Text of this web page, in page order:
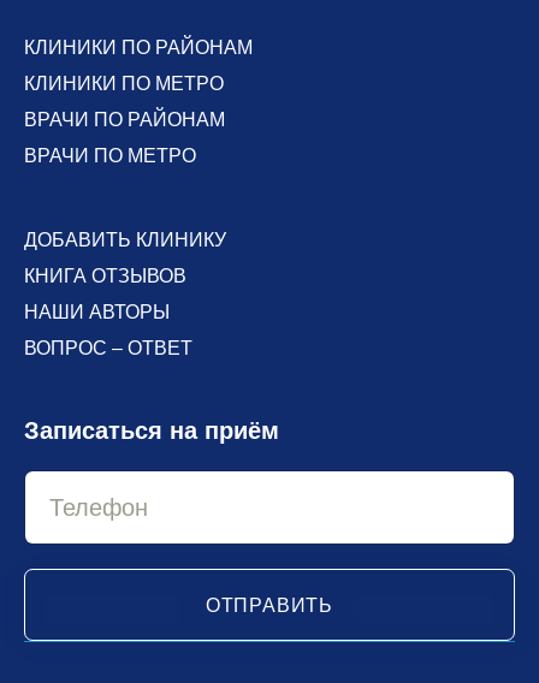
КЛИНИКИ ПО РАЙОНАМ
КЛИНИКИ ПО МЕТРО
ВРАЧИ ПО РАЙОНАМ
ВРАЧИ ПО МЕТРО
ДОБАВИТЬ КЛИНИКУ
КНИГА ОТЗЫВОВ
НАШИ АВТОРЫ
ВОПРОС – ОТВЕТ
Записаться на приём
ОТПРАВИТЬ